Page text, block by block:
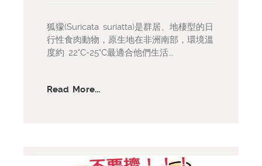
狐獴(Suricata suriatta)是群居、地棲型的日
行性食肉動物，原生地在非洲南部，環境溫
度約 22°C-25°C最適合他們生活...
Read More...